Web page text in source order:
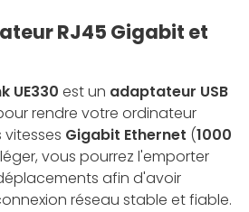
RJ45 Gigabit et
UE330 est un adaptateur USB
rendre votre ordinateur
Gigabit Ethernet (1000
vous pourrez l'emporter
afin d'avoir
réseau stable et fiable.